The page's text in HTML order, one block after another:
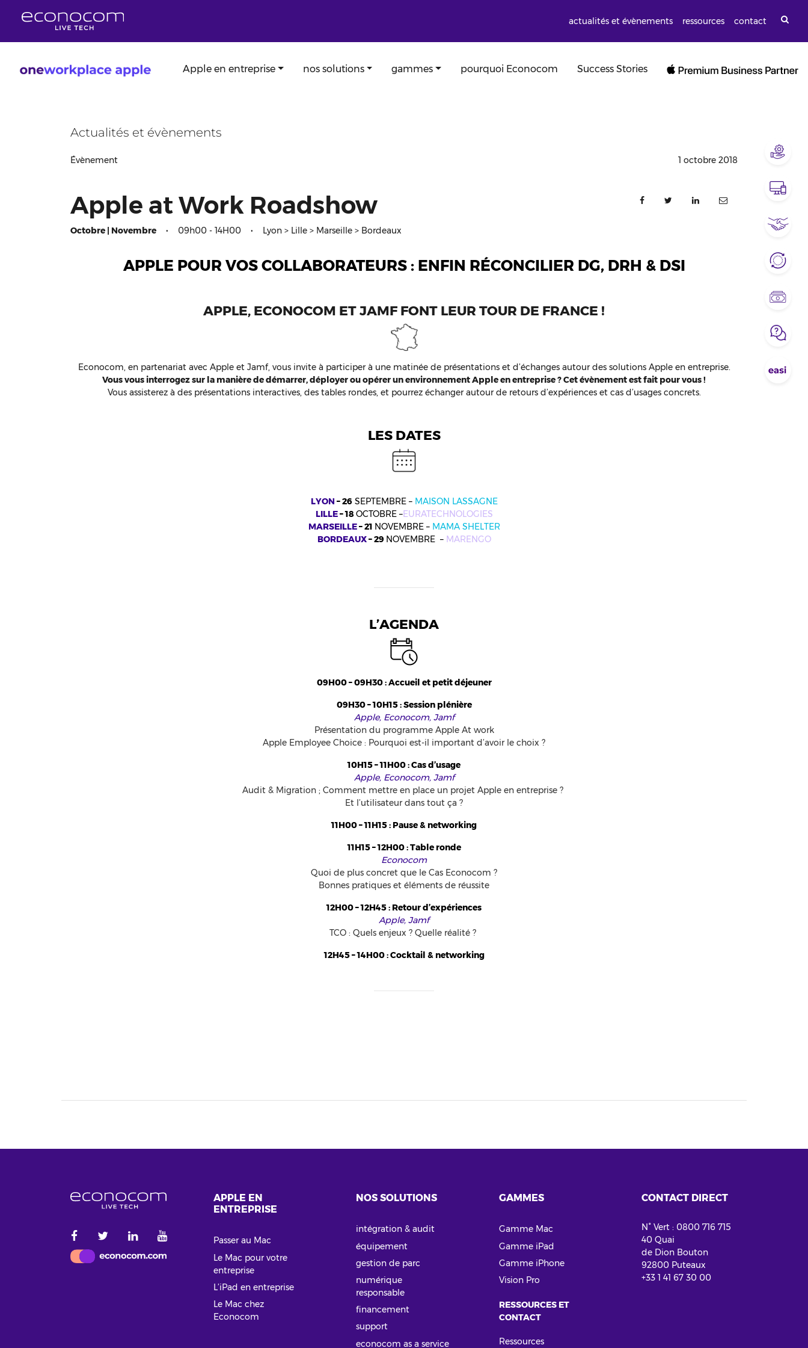
actualités et évènements
ressources contact
Apple en entreprise nos solutions gammes pourquoi Econocom Success Stories
Actualités et évènements
Évènement 1 octobre 2018
Apple at Work Roadshow
Octobre | Novembre • 09h00 - 14H00 • Lyon > Lille > Marseille > Bordeaux
APPLE POUR VOS COLLABORATEURS : ENFIN RÉCONCILIER DG, DRH & DSI
APPLE, ECONOCOM ET JAMF FONT LEUR TOUR DE FRANCE !
Econocom, en partenariat avec Apple et Jamf, vous invite à participer à une matinée de présentations et d’échanges autour des solutions Apple en entreprise.
Vous vous interrogez sur la manière de démarrer, déployer ou opérer un environnement Apple en entreprise ? Cet évènement est fait pour vous !
Vous assisterez à des présentations interactives, des tables rondes, et pourrez échanger autour de retours d’expériences et cas d’usages concrets.
LES DATES
LYON –26SEPTEMBRE – MAISON LASSAGNE
LILLE–18OCTOBRE –EURATECHNOLOGIES
MARSEILLE– 21 NOVEMBRE – MAMA SHELTER
BORDEAUX– 29 NOVEMBRE – MARENGO
L’AGENDA
09H00 – 09H30 :Accueil et petit déjeuner
09H30 – 10H15 :Session plénière
Apple, Econocom, Jamf
Présentation du programme Apple At work
Apple Employee Choice : Pourquoi est-il important d’avoir le choix ?
10H15 – 11H00 :Cas d’usage
Apple, Econocom, Jamf
Audit & Migration ; Comment mettre en place un projet Apple en entreprise ?
Et l’utilisateur dans tout ça ?
11H00 – 11H15 : Pause & networking
11H15 – 12H00 :Table ronde
Econocom
Quoi de plus concret que le Cas Econocom ?
Bonnes pratiques et éléments de réussite
12H00 – 12H45 : Retour d’expériences
Apple, Jamf
TCO : Quels enjeux ? Quelle réalité ?
12H45 – 14H00 :Cocktail & networking
APPLE EN
ENTREPRISE
Passer au Mac
Le Mac pour votre
entreprise
L’iPad en entreprise
Le Mac chez
Econocom
NOS SOLUTIONS
intégration & audit
équipement
gestion de parc
numérique
responsable
financement
support
econocom as a service
GAMMES
Gamme Mac
Gamme iPad
Gamme iPhone
Vision Pro
RESSOURCES ET
CONTACT
Ressources
CONTACT DIRECT
N° Vert : 0800 716 715
40 Quai
de Dion Bouton
92800 Puteaux
+33 1 41 67 30 00